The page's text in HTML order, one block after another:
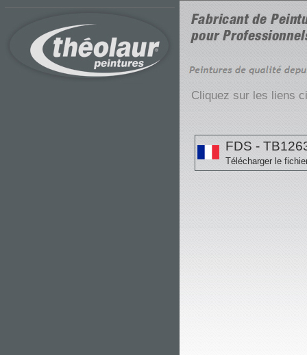
Cliquez sur les liens
FDS -
Télécharger le